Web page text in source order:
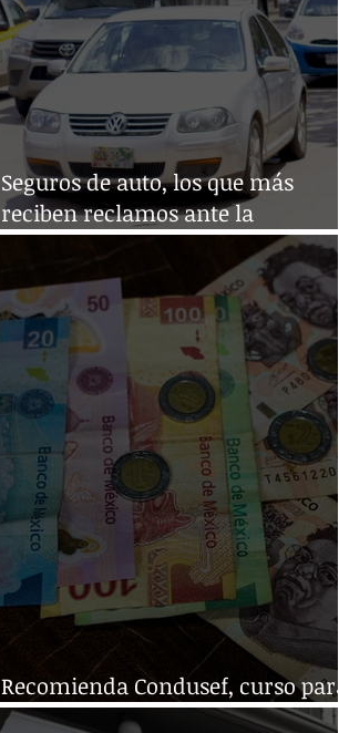
Seguros de auto, los que más
reciben reclamos ante la
Condusef
Recomienda Condusef, curso para
manejar dinero